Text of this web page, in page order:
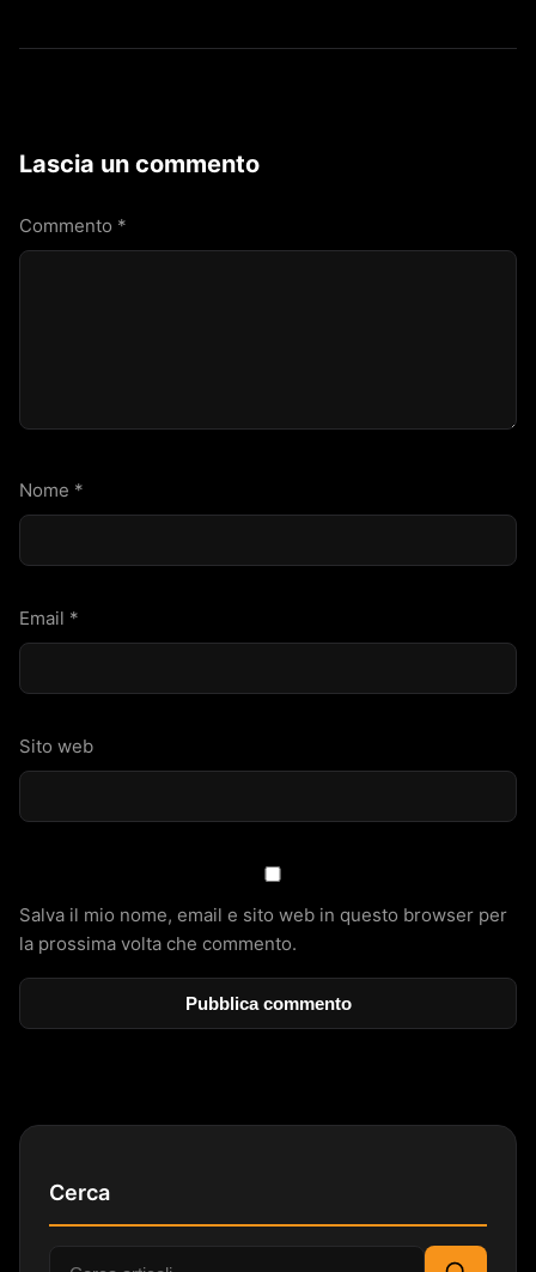
Lascia un commento
Commento *
Nome *
Email *
Sito web
Salva il mio nome, email e sito web in questo browser per
la prossima volta che commento.
Cerca
Cerca: